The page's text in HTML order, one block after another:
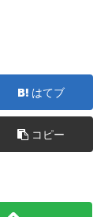
はてブ
コピー